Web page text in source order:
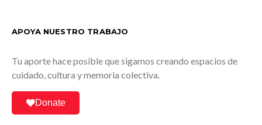
APOYA NUESTRO TRABAJO
Tu aporte hace posible que sigamos creando espacios de
cuidado, cultura y memoria colectiva.
Donate